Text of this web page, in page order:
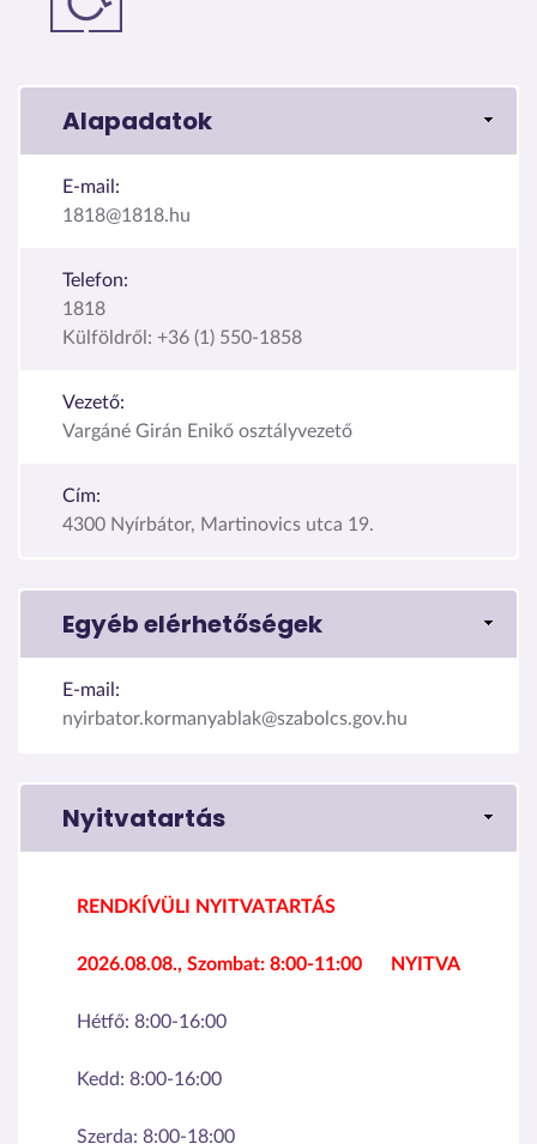
Alapadatok
E-mail:
1818@1818.hu
Telefon:
1818
Külföldről: +36 (1) 550-1858
Vezető:
Vargáné Girán Enikő osztályvezető
Cím:
4300 Nyírbátor, Martinovics utca 19.
Egyéb elérhetőségek
E-mail:
nyirbator.kormanyablak@szabolcs.gov.hu
Nyitvatartás
Hétfő: 8:00-16:00
Kedd: 8:00-16:00
Szerda: 8:00-18:00
RENDKÍVÜLI NYITVATARTÁS
2026.08.08., Szombat: 8:00-11:00 NYITVA